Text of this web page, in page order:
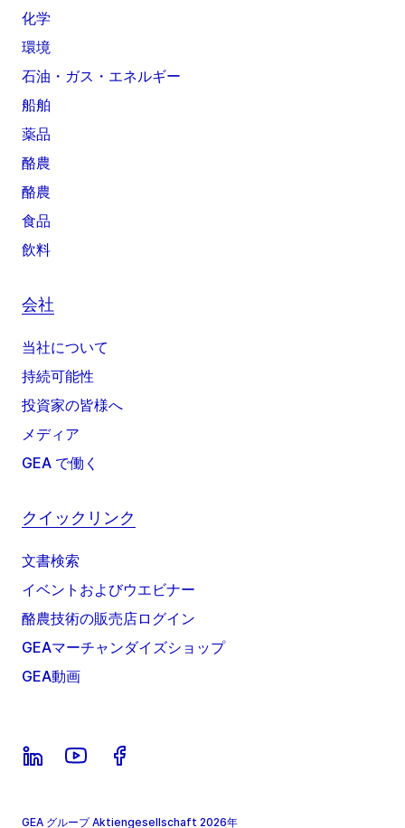
化学
環境
石油・ガス・エネルギー
船舶
薬品
酪農
酪農
食品
飲料
会社
当社について
持続可能性
投資家の皆様へ
メディア
GEA で働く
クイックリンク
文書検索
イベントおよびウエビナー
酪農技術の販売店ログイン
GEAマーチャンダイズショップ
GEA動画
GEA グループ Aktiengesellschaft 2026年